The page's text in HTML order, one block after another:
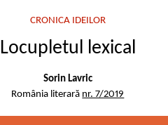
CRONICA IDEILOR
Locupletul lexical
Sorin Lavric
România literară nr. 7/2019